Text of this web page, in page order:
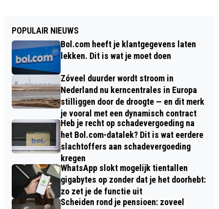
POPULAIR NIEUWS
Bol.com heeft je klantgegevens laten
lekken. Dit is wat je moet doen
Zóveel duurder wordt stroom in
Nederland nu kerncentrales in Europa
stilliggen door de droogte — en dit merk
je vooral met een dynamisch contract
Heb je recht op schadevergoeding na
het Bol.com-datalek? Dit is wat eerdere
slachtoffers aan schadevergoeding
kregen
WhatsApp slokt mogelijk tientallen
gigabytes op zonder dat je het doorhebt:
zo zet je de functie uit
Scheiden rond je pensioen: zoveel